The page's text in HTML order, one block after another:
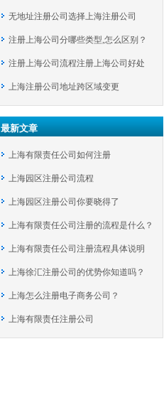
件？
无地址注册公司选择上海注册公司
注册上海公司分哪些类型,怎么区别？
注册上海公司流程注册上海公司好处
上海注册公司地址跨区域变更
最新文章
上海有限责任公司如何注册
上海园区注册公司流程
上海园区注册公司你要晓得了
上海有限责任公司注册的流程是什么？
上海有限责任公司注册流程具体说明
上海徐汇注册公司的优势你知道吗？
上海怎么注册电子商务公司？
上海有限责任注册公司